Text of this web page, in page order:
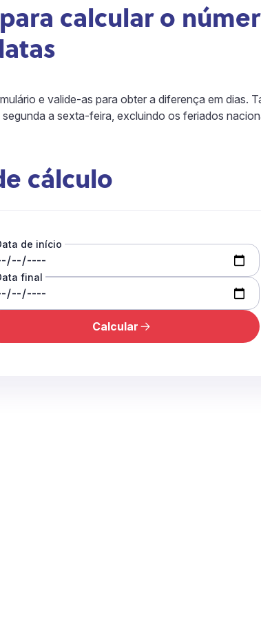
calcular o
e valide-as para obter a diferença em dias.
a sexta-feira, excluindo os feriados
cálculo
de início
final
Calcular